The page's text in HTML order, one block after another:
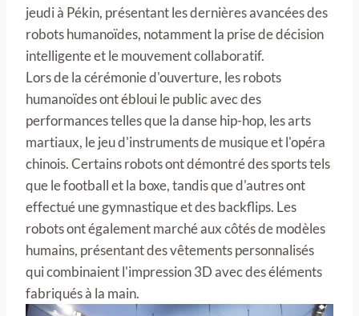
jeudi à Pékin, présentant les dernières avancées des
robots humanoïdes, notamment la prise de décision
intelligente et le mouvement collaboratif.
Lors de la cérémonie d'ouverture, les robots
humanoïdes ont ébloui le public avec des
performances telles que la danse hip-hop, les arts
martiaux, le jeu d'instruments de musique et l'opéra
chinois. Certains robots ont démontré des sports tels
que le football et la boxe, tandis que d'autres ont
effectué une gymnastique et des backflips. Les
robots ont également marché aux côtés de modèles
humains, présentant des vêtements personnalisés
qui combinaient l'impression 3D avec des éléments
fabriqués à la main.